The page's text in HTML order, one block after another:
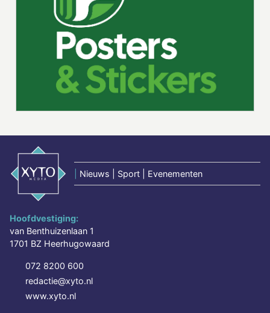
Nieuws | Sport | Evenementen
Hoofdvestiging:
van Benthuizenlaan 1
1701 BZ Heerhugowaard
072 8200 600
redactie@xyto.nl
www.xyto.nl